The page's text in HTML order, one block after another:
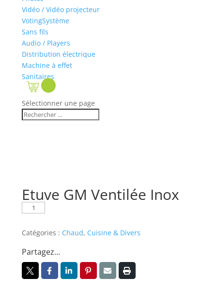
Vidéo / Vidéo projecteur
VotingSystème
Sans fils
Audio / Players
Distribution électrique
Machine à effet
Sanitaires
Sélectionner une page
Etuve GM Ventilée Inox
quantité
Etuve
Ventilée
Inox
Catégories : Chaud, Cuisine & Divers
Partagez...